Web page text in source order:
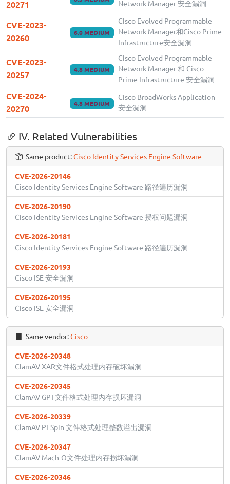
20271
Network Manager 安全漏洞
CVE-2023-
20260
6.0 MEDIUM
Cisco Evolved Programmable
Network Manager和Cisco Prime
Infrastructure安全漏洞
CVE-2023-
20257
4.8 MEDIUM
Cisco Evolved Programmable
Network Manager 和 Cisco
Prime Infrastructure 安全漏洞
CVE-2024-
20270
4.8 MEDIUM
Cisco BroadWorks Application
安全漏洞
IV. Related Vulnerabilities
Same product:Cisco Identity Services Engine Software
CVE-2026-20146
Cisco Identity Services Engine Software 路径遍历漏洞
CVE-2026-20190
Cisco Identity Services Engine Software 授权问题漏洞
CVE-2026-20181
Cisco Identity Services Engine Software 路径遍历漏洞
CVE-2026-20193
Cisco ISE 安全漏洞
CVE-2026-20195
Cisco ISE 安全漏洞
Same vendor:Cisco
CVE-2026-20348
ClamAV XAR文件格式处理内存破坏漏洞
CVE-2026-20345
ClamAV GPT文件格式处理内存损坏漏洞
CVE-2026-20339
ClamAV PESpin 文件格式处理整数溢出漏洞
CVE-2026-20347
ClamAV Mach-O文件处理内存损坏漏洞
CVE-2026-20346